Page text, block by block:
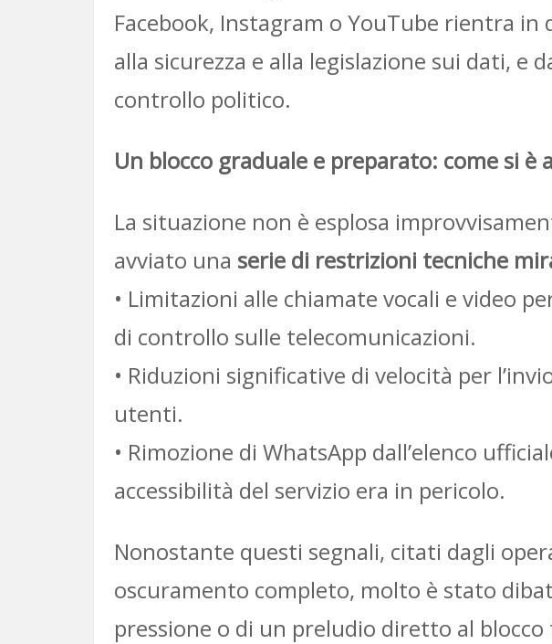
Facebook, Instagram o YouTube rientra
alla sicurezza e alla legislazione sui dati, e
controllo politico.
Un blocco graduale e preparato: come si
La situazione non è esplosa
avviato una serie di restrizioni tecniche
• Limitazioni alle chiamate vocali e video
di controllo sulle telecomunicazioni.
• Riduzioni significative di velocità per
utenti.
• Rimozione di WhatsApp dall’elenco
accessibilità del servizio era in pericolo.
Nonostante questi segnali, citati dagli
oscuramento completo, molto è stato
pressione o di un preludio diretto al